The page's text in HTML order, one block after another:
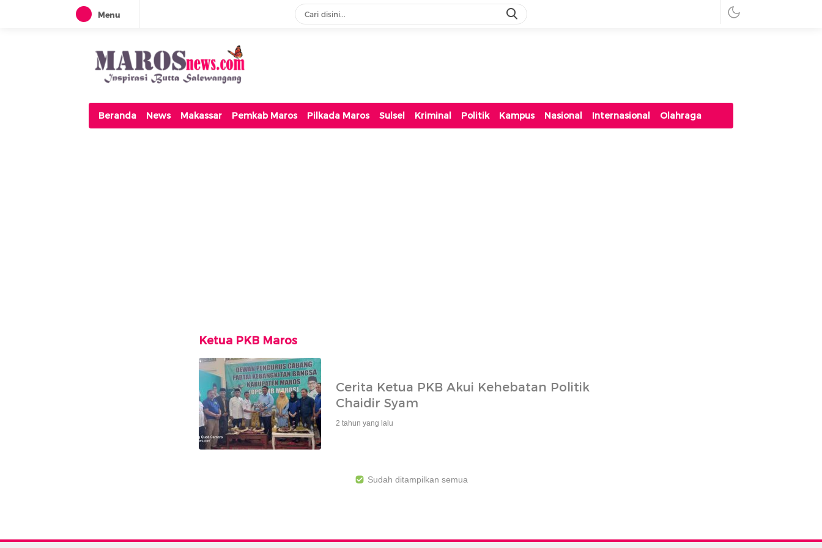
Menu
Maros News
Inspirasi Butta Salewangang
Beranda News Makassar Pemkab Maros Pilkada Maros Sulsel Kriminal Politik Kampus Nasional Internasional Olahraga
Ketua PKB Maros
Cerita Ketua PKB Akui Kehebatan Politik
Chaidir Syam
2 tahun yang lalu
Sudah ditampilkan semua